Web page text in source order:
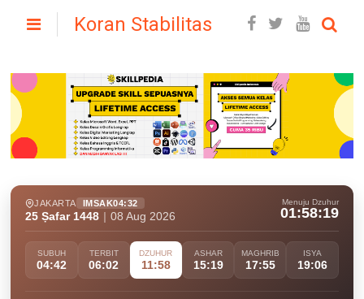
Koran Stabilitas
JAKARTA IMSAK04:32
25 Ṣafar 1448 08 Aug 2026
Menuju Dzuhur
01:58:18
SUBUH
04:42
TERBIT
06:02
DZUHUR
11:58
ASHAR
15:19
MAGHRIB
17:55
ISYA
19:06